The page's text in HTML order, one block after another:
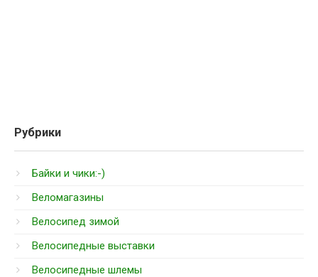
Рубрики
Байки и чики:-)
Веломагазины
Велосипед зимой
Велосипедные выставки
Велосипедные шлемы